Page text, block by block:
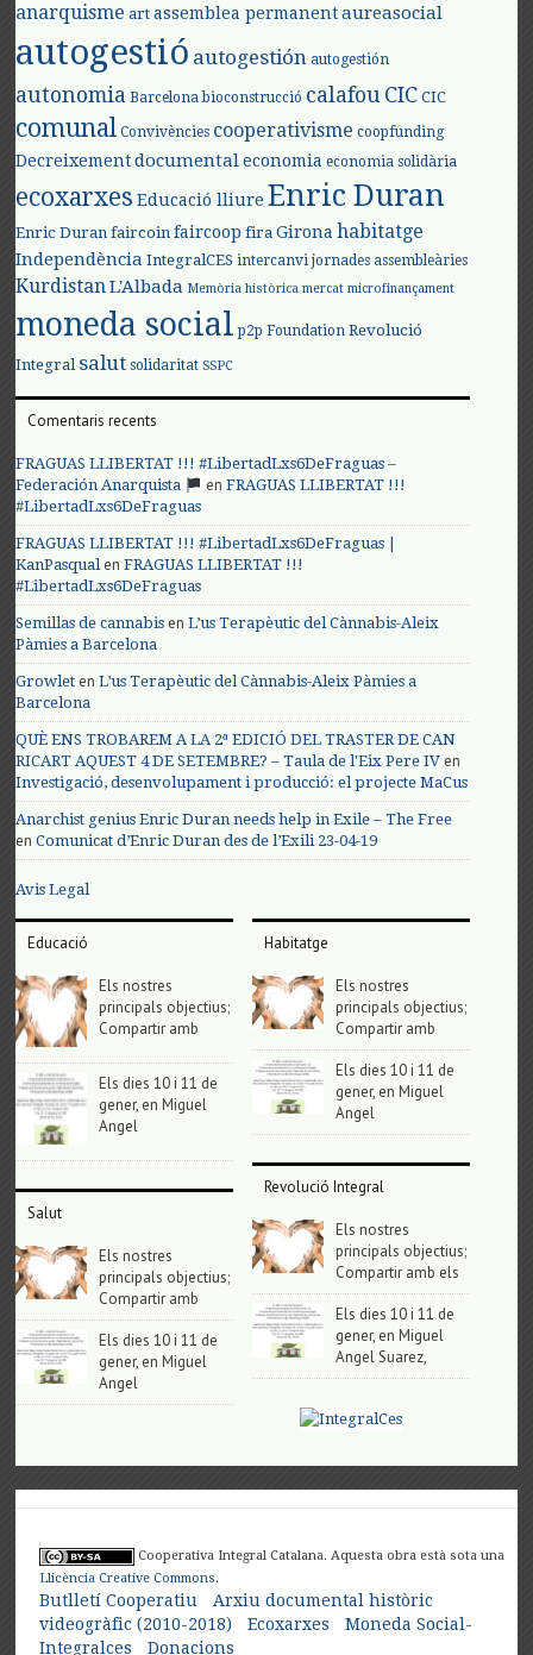
anarquisme art assemblea permanent aureasocial
autogestió autogestión autogestión
autonomia Barcelona bioconstrucció calafouCIC CIC
comunal Convivències cooperativisme coopfunding
Decreixement documental economia economia solidària
ecoxarxes Educació lliure Enric Duran
Enric Duran faircoin faircoop fira Girona habitatge
Independència IntegralCES intercanvi jornades assembleàries
KurdistanL'Albada Memòria històrica mercat microfinançament
moneda social p2p Foundation Revolució
Integral salut solidaritat SSPC
Comentaris recents
FRAGUAS LLIBERTAT !!! #LibertadLxs6DeFraguas –
Federación Anarquista
enFRAGUAS LLIBERTAT !!!
#LibertadLxs6DeFraguas
FRAGUAS LLIBERTAT !!! #LibertadLxs6DeFraguas |
KanPasqualenFRAGUAS LLIBERTAT !!!
#LibertadLxs6DeFraguas
Semillas de cannabis enL’us Terapèutic del Cànnabis-Aleix
Pàmies a Barcelona
Growlet enL’us Terapèutic del Cànnabis-Aleix Pàmies a
Barcelona
QUÈ ENS TROBAREM A LA 2ª EDICIÓ DEL TRASTER DE CAN
RICART AQUEST 4 DE SETEMBRE? – Taula de l'Eix Pere IV en
Investigació, desenvolupament i producció: el projecte MaCus
Anarchist genius Enric Duran needs help in Exile – The Free
enComunicat d’Enric Duran des de l’Exili 23-04-19
Avis Legal
Educació
Els nostres
principals objectius;
Compartir amb
Els dies 10 i 11 de
gener, en Miguel
Angel
Salut
Els nostres
principals objectius;
Compartir amb
Els dies 10 i 11 de
gener, en Miguel
Angel
Habitatge
Els nostres
principals objectius;
Compartir amb
Els dies 10 i 11 de
gener, en Miguel
Angel
Revolució Integral
Els nostres
principals objectius;
Compartir amb els
Els dies 10 i 11 de
gener, en Miguel
Angel Suarez,
Cooperativa Integral Catalana. Aquesta obra està sota una
Llicència Creative Commons.
Butlletí Cooperatiu
Arxiu documental històric
videogràfic (2010-2018)
Ecoxarxes
Moneda Social-
Integralces
Donacions